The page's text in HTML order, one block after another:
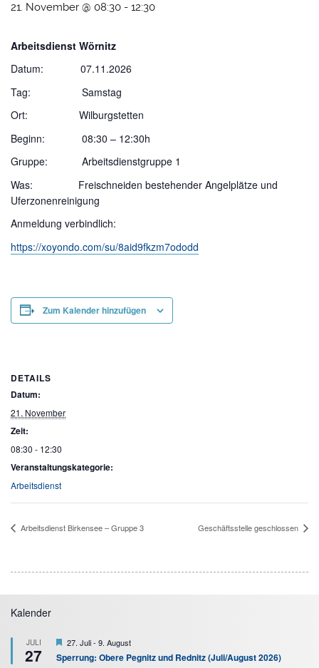
21. November @ 08:30 -12:30
Arbeitsdienst Wörnitz
Datum: 07.11.2026
Tag: Samstag
Ort: Wilburgstetten
Beginn: 08:30 – 12:30h
Gruppe: Arbeitsdienstgruppe 1
Was: Freischneiden bestehender Angelplätze und
Uferzonenreinigung
Anmeldung verbindlich:
https://xoyondo.com/su/8aid9fkzm7ododd
Zum Kalender hinzufügen
DETAILS
Datum:
21. November
Zeit:
08:30 - 12:30
Veranstaltungskategorie:
Arbeitsdienst
Arbeitsdienst Birkensee – Gruppe 3 Geschäftsstelle geschlossen
Kalender
JULI
27
Hervorgehoben
27. Juli-9. August
Sperrung: Obere Pegnitz und Rednitz (Juli/August 2026)